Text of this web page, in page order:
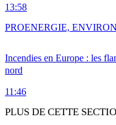
13:58
Incendies en Europe : les
nord
11:46
PROENERGIE,
PLUS DE CETTE